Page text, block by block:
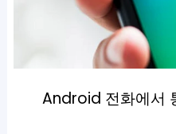
Android 전화에서